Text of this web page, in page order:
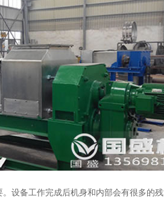
。设备工作完成后机身和内部会有很多的